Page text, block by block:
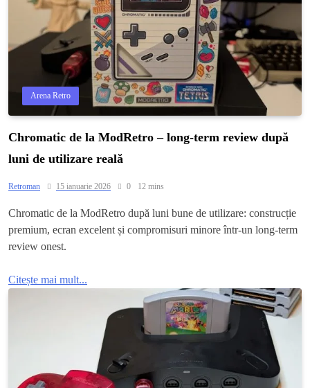
Arena Retro
Chromatic de la ModRetro – long-term review după
luni de utilizare reală
Retroman 15 ianuarie 2026 0 12 mins
Chromatic de la ModRetro după luni bune de utilizare: construcție
premium, ecran excelent și compromisuri minore într-un long-term
review onest.
Citește mai mult...